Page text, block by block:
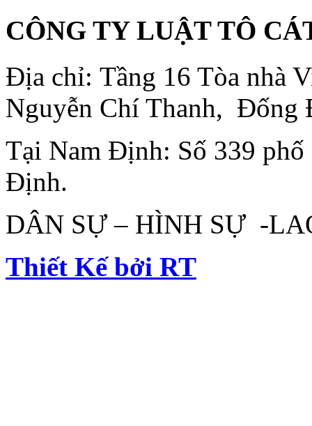
CÔNG TY LUẬT TÔ
Địa chỉ: Tầng 16 Tòa nhà
Nguyễn Chí Thanh, Đống
Tại Nam Định: Số 339 phố
Định.
DÂN SỰ – HÌNH SỰ -
Thiết Kế bởi RT